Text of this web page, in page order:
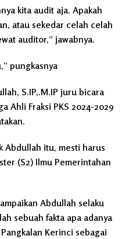
kita audit aja. Apakah
atau sekedar celah celah
auditor,” jawabnya.
pungkasnya
S.IP,.M.IP juru bicara
Ahli Fraksi PKS 2024-2029
Abdullah itu, mesti harus
(S2) Ilmu Pemerintahan
Abdullah selaku
sebuah fakta apa adanya
Kerinci sebagai